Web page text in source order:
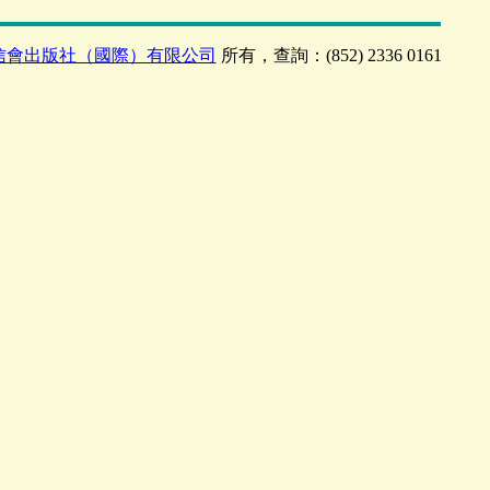
會出版社（國際）有限公司 所有，查詢：(852) 2336 0161